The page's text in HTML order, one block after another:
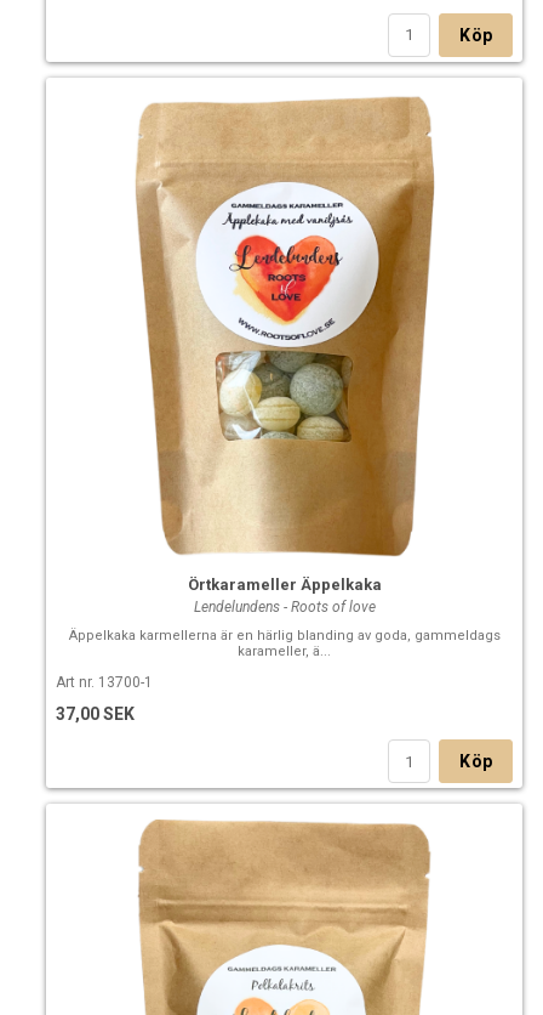
Köp
Örtkarameller Äppelkaka
Lendelundens - Roots of love
Äppelkaka karmellerna är en härlig blanding av goda, gammeldags
karameller, ä...
Art nr. 13700-1
37,00 SEK
Köp